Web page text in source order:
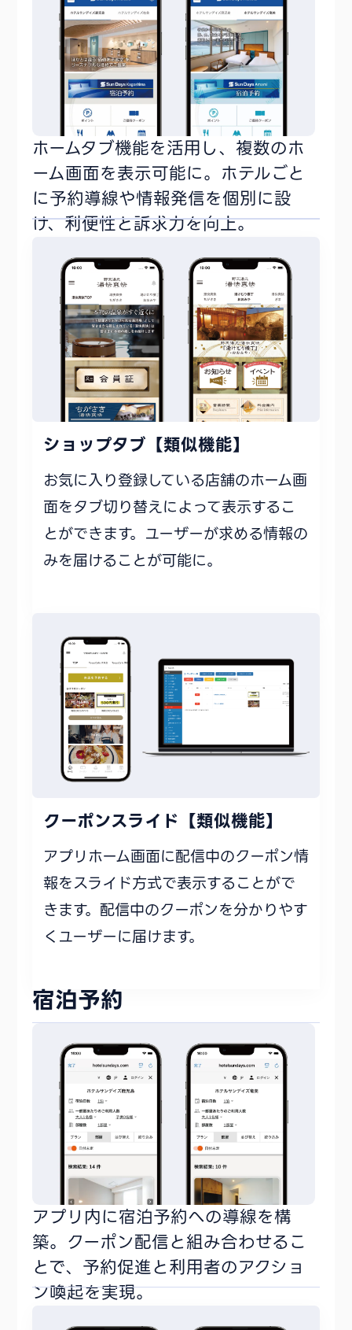
ホームタブ機能を活用し、複数のホ
ーム画面を表示可能に。ホテルごと
に予約導線や情報発信を個別に設
け、利便性と訴求力を向上。
ショップタブ【類似機能】
お気に入り登録している店舗のホーム画
面をタブ切り替えによって表示するこ
とができます。ユーザーが求める情報の
みを届けることが可能に。
クーポンスライド【類似機能】
アプリホーム画面に配信中のクーポン情
報をスライド方式で表示することがで
きます。配信中のクーポンを分かりやす
くユーザーに届けます。
宿泊予約
アプリ内に宿泊予約への導線を構
築。クーポン配信と組み合わせるこ
とで、予約促進と利用者のアクショ
ン喚起を実現。